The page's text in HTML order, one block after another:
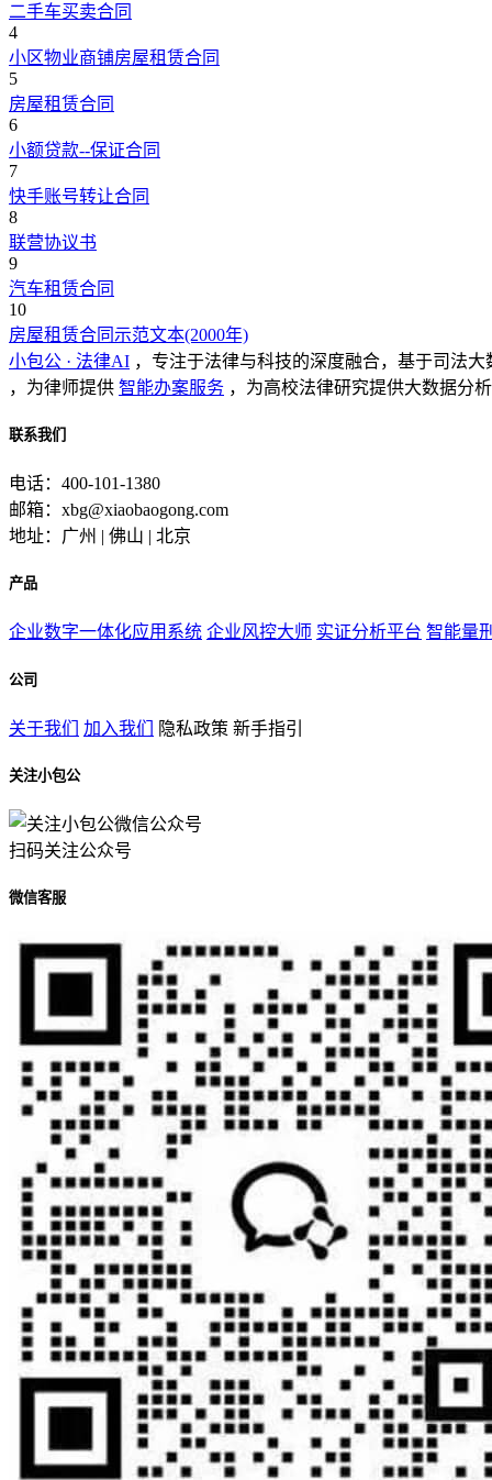
二手车买卖合同
4
小区物业商铺房屋租赁合同
5
房屋租赁合同
6
小额贷款--保证合同
7
快手账号转让合同
8
联营协议书
9
汽车租赁合同
10
房屋租赁合同示范文本(2000年)
小包公 · 法律AI ，专注于法律与科技的深度融合，基于司法
，为律师提供 智能办案服务 ，为高校法律研究提供大数据分
联系我们
电话：400-101-1380
邮箱：xbg@xiaobaogong.com
地址：广州 | 佛山 | 北京
产品
企业数字一体化应用系统 企业风控大师 实证分析平台 智能量
公司
关于我们 加入我们 隐私政策 新手指引
关注小包公
扫码关注公众号
微信客服